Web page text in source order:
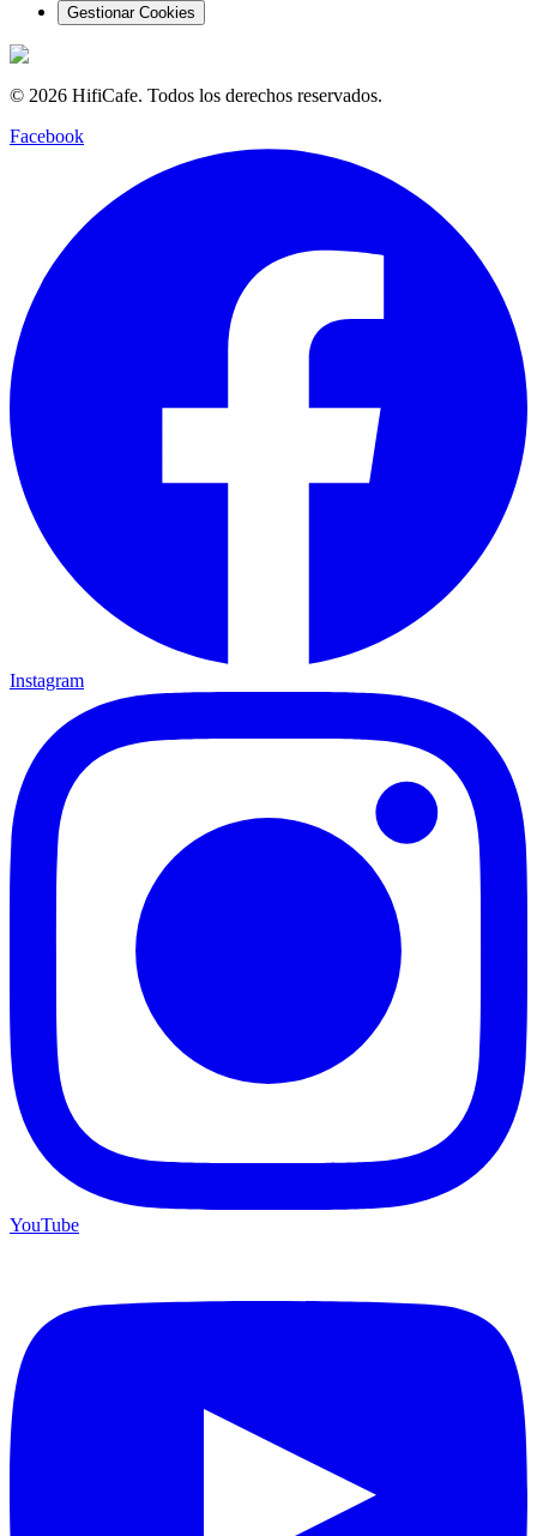
Gestionar Cookies
© 2026 HifiCafe. Todos los derechos reservados.
Facebook
Instagram
YouTube